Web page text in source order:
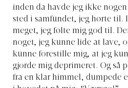
inden da havde jeg ikke
sted i samfundet, jeg hørte til.
meget, jeg følte mig god til.
noget, jeg kunne lide at lave,
kunne forestille mig, at jeg
gjorde mig deprimeret. Og så
fra en klar himmel, dumpede